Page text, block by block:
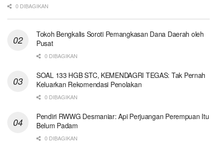
0 DIBAGIKAN
Tokoh Bengkalis Soroti Pemangkasan Dana Daerah oleh
Pusat
0 DIBAGIKAN
SOAL 133 HGB STC, KEMENDAGRI TEGAS: Tak Pernah
Keluarkan Rekomendasi Penolakan
0 DIBAGIKAN
Pendiri RWWG Desmaniar: Api Perjuangan Perempuan Itu
Belum Padam
0 DIBAGIKAN